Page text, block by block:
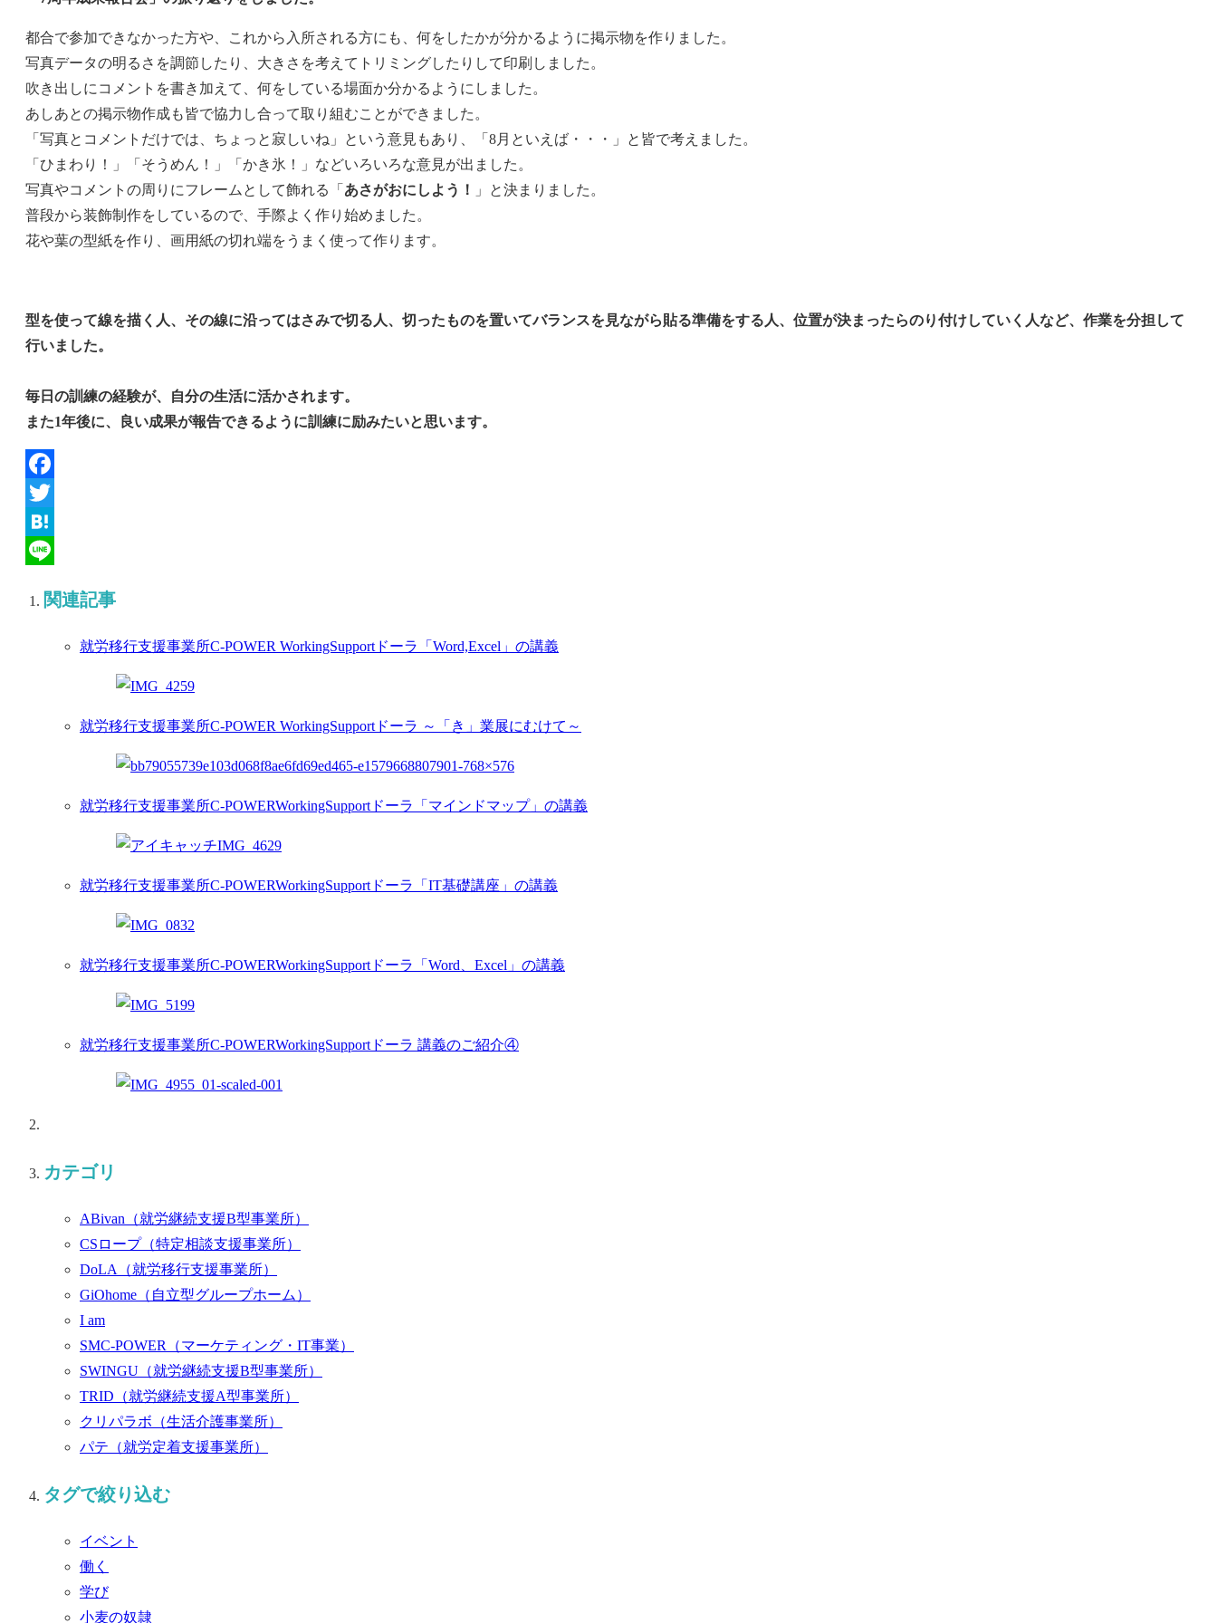
都合で参加できなかった方や、これから入所される方にも、何をしたかが分かるように掲示物を作りました。
写真データの明るさを調節したり、大きさを考えてトリミングしたりして印刷しました。
吹き出しにコメントを書き加えて、何をしている場面か分かるようにしました。
あしあとの掲示物作成も皆で協力し合って取り組むことができました。
「写真とコメントだけでは、ちょっと寂しいね」という意見もあり、「8月といえば・・・」と皆で考えました。
「ひまわり！」「そうめん！」「かき氷！」などいろいろな意見が出ました。
写真やコメントの周りにフレームとして飾れる「 あさがおにしよう！
」と決まりました。
普段から装飾制作をしているので、手際よく作り始めました。
花や葉の型紙を作り、画用紙の切れ端をうまく使って作ります。
型を使って線を描く人、その線に沿ってはさみで切る人、切ったものを置いてバランスを見ながら貼る準備をする人、位置が決まったらのり付けしていく人など、作業を分担して
行いました。
毎日の訓練の経験が、自分の生活に活かされます。
また1年後に、良い成果が報告できるように訓練に励みたいと思います。
Facebook
Twitter
Hatena
関連記事
就労移行支援事業所C-POWER WorkingSupportドーラ「Word,Excel」の講義
就労移行支援事業所C-POWER WorkingSupportドーラ ～「き」業展にむけて～
就労移行支援事業所C-POWERWorkingSupportドーラ「マインドマップ」の講義
就労移行支援事業所C-POWERWorkingSupportドーラ「IT基礎講座」の講義
就労移行支援事業所C-POWERWorkingSupportドーラ「Word、Excel」の講義
就労移行支援事業所C-POWERWorkingSupportドーラ 講義のご紹介④
カテゴリ
ABivan （就労継続支援B型事業所）
CSロープ （特定相談支援事業所）
DoLA （就労移行支援事業所）
GiOhome （自立型グループホーム）
I am
SMC-POWER （マーケティング・IT事業）
SWINGU （就労継続支援B型事業所）
TRID （就労継続支援A型事業所）
クリパラボ （生活介護事業所）
パテ （就労定着支援事業所）
タグで絞り込む
イベント
働く
学び
小麦の奴隷